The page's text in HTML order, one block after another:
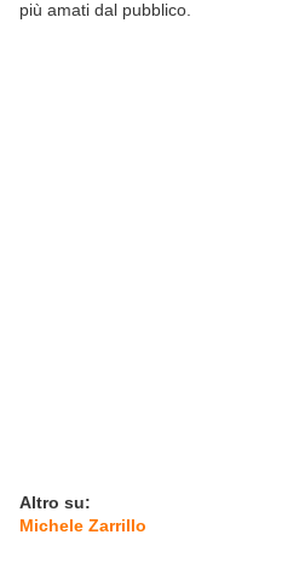
più amati dal pubblico.
Altro su:
Michele Zarrillo